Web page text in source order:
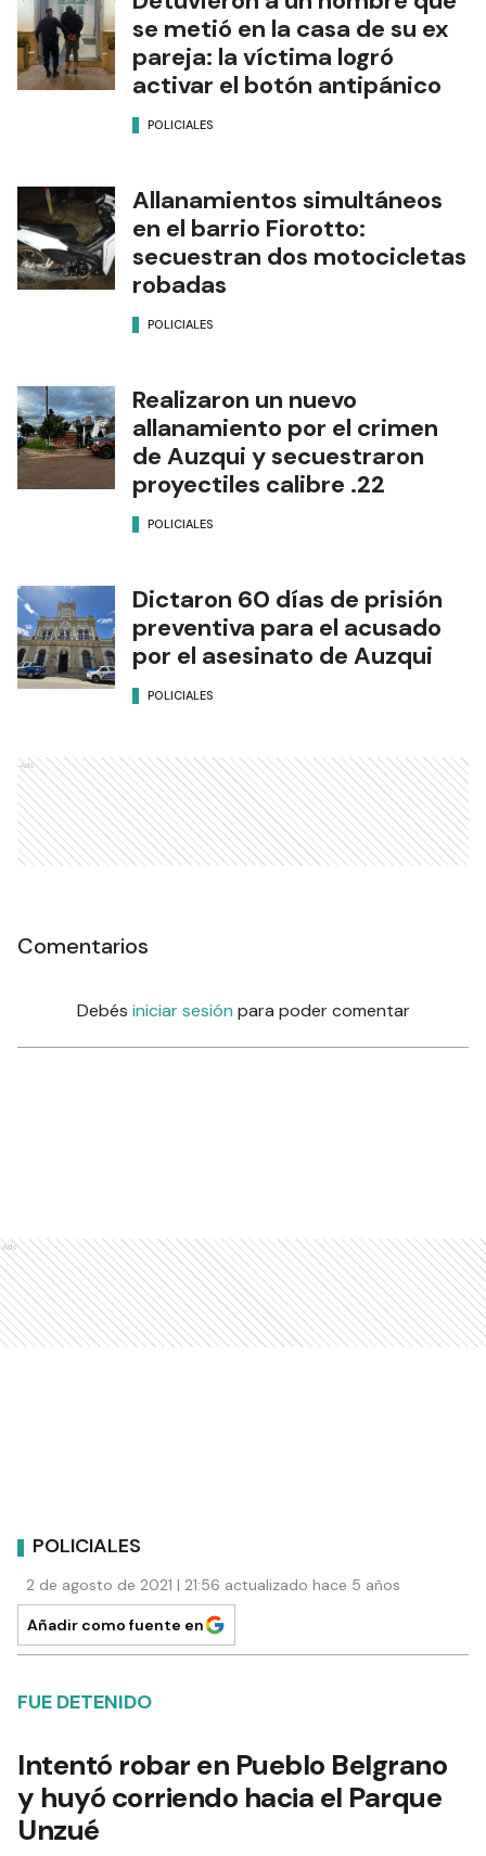
se metió en la casa de su ex
pareja: la víctima logró
activar el botón antipánico
POLICIALES
Allanamientos simultáneos
en el barrio Fiorotto:
secuestran dos motocicletas
robadas
POLICIALES
Realizaron un nuevo
allanamiento por el crimen
de Auzqui y secuestraron
proyectiles calibre .22
POLICIALES
Dictaron 60 días de prisión
preventiva para el acusado
por el asesinato de Auzqui
POLICIALES
Ads
Comentarios
Debés iniciar sesión para poder comentar
Ads
POLICIALES
2 de agosto de 2021 | 21:56 actualizado hace 5 años
Añadir como fuente en
FUE DETENIDO
Intentó robar en Pueblo Belgrano
y huyó corriendo hacia el Parque
Unzué